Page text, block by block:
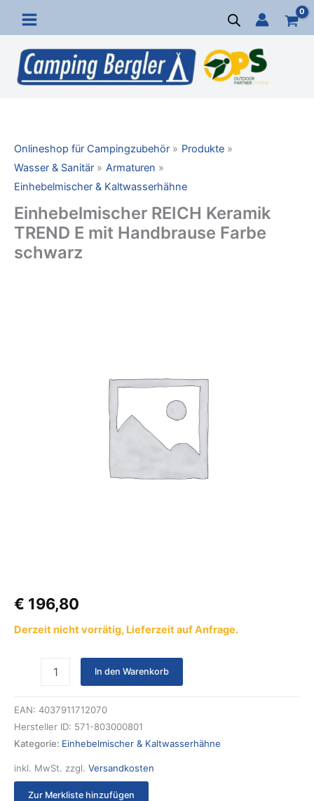
Inhalt
springen
Onlineshop für Campingzubehör
Produkte
Wasser & Sanitär
Armaturen
Einhebelmischer & Kaltwasserhähne
Einhebelmischer REICH Keramik
TREND E mit Handbrause Farbe
schwarz
€ 196,80
Derzeit nicht vorrätig, Lieferzeit auf Anfrage.
In den Warenkorb
EAN: 4037911712070
Hersteller ID: 571-803000801
Kategorie: Einhebelmischer & Kaltwasserhähne
inkl. MwSt. zzgl. Versandkosten
Zur Merkliste hinzufügen